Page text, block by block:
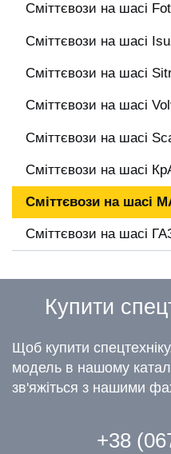
Сміттєвози на шасі
Сміттєвози на шасі
Сміттєвози на шасі
Сміттєвози на шасі
Сміттєвози на шасі
Сміттєвози на шасі
Сміттєвози на шасі
Сміттєвози на шасі
Купити
Щоб купити
модель в нашому
зв'яжіться з нашими
+38